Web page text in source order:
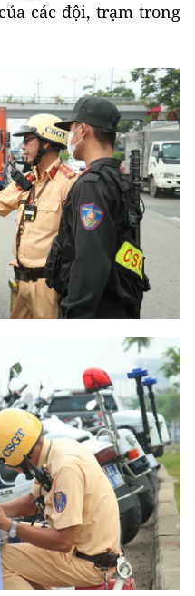
các đội, trạm trong